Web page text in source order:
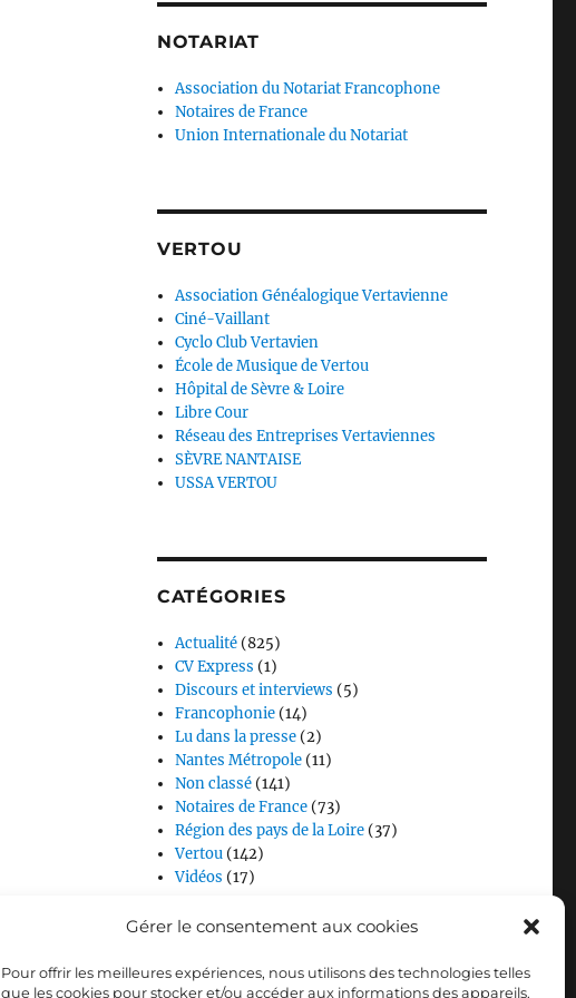
Gérer le consentement aux cookies
Pour offrir les meilleures expériences, nous utilisons des technologies telles
que les cookies pour stocker et/ou accéder aux informations des appareils.
NOTARIAT
Association du Notariat Francophone
Notaires de France
Union Internationale du Notariat
VERTOU
Association Généalogique Vertavienne
Ciné-Vaillant
Cyclo Club Vertavien
École de Musique de Vertou
Hôpital de Sèvre & Loire
Libre Cour
Réseau des Entreprises Vertaviennes
SÈVRE NANTAISE
USSA VERTOU
CATÉGORIES
Actualité (825)
CV Express (1)
Discours et interviews (5)
Francophonie (14)
Lu dans la presse (2)
Nantes Métropole (11)
Non classé (141)
Notaires de France (73)
Région des pays de la Loire (37)
Vertou (142)
Vidéos (17)